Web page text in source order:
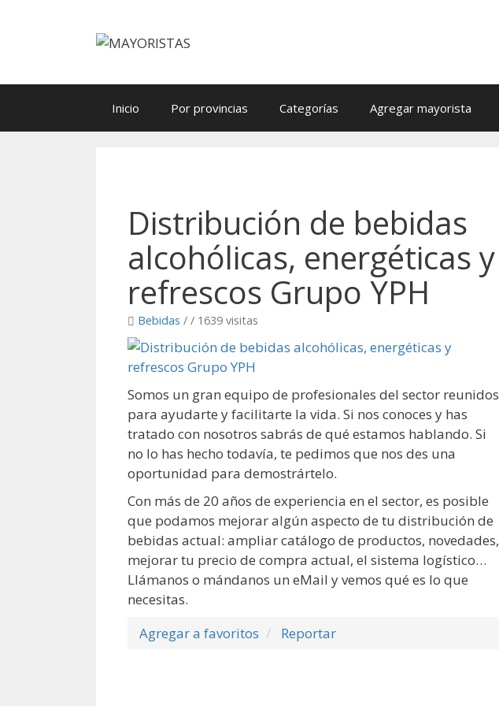
Inicio Por provincias Categorías Agregar mayorista
Distribución de bebidas
alcohólicas, energéticas y
refrescos Grupo YPH
Bebidas / / 1639 visitas
Somos un gran equipo de profesionales del sector reunidos
para ayudarte y facilitarte la vida. Si nos conoces y has
tratado con nosotros sabrás de qué estamos hablando. Si
no lo has hecho todavía, te pedimos que nos des una
oportunidad para demostrártelo.
Con más de 20 años de experiencia en el sector, es posible
que podamos mejorar algún aspecto de tu distribución de
bebidas actual: ampliar catálogo de productos, novedades,
mejorar tu precio de compra actual, el sistema logístico…
Llámanos o mándanos un eMail y vemos qué es lo que
necesitas.
Agregar a favoritos
Reportar